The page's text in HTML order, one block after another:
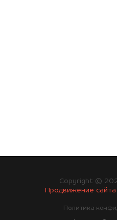
Copyright ©
Продвижение
Политика